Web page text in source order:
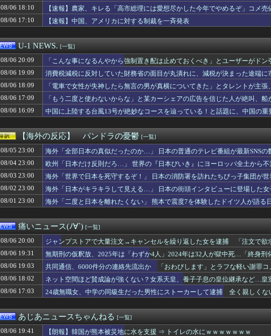
秋田市に日本最大級AIデータセンター 建設費2兆円、アラブ首長国連邦（UAE）...
【広島対巨人14回戦】広島・モンテロ、巨人・泉から第9号勝ち越し2ランホームラ...
専門家「日本車はダサい、見てて恥ずかしい」
【悲報】韓国サッカー「スキャンダル韓国サッカー協会W杯予選で外国人審判に性接待...
【動画】大阪府警のおっさん射殺映像が公開される。当然のように無抵抗だったことが...
【ソフトバンク対日本ハム17回戦】日本ハム・レイエス、第24号逆転2ランホーム...
車で要らない装備、「電動シート」に決まる・・・ｗ
【画像】リズム天国でシコったｗｗｗｗｗ
【NBA】ニック・ナースもレブロン・ジェームズのPG起用を示唆か
笑顔がかわいくておしゃべりが大好きだった息子。小学生の時は家族でゲラゲラ笑って...
小学生の娘はお絵描きが大好き。すごいな頑張ってるなと素直に感心するし、すごいな...
【悲報】なろう作家もどきぼく、現実に打ちのめされる…
【画像】東雲うみ、食い込み水着で100cmヒップを大胆露出wwwww「週刊SP...
【悲報】野原ひろしのネクタイ、めちゃくちゃキモくて草ｗｗｗｗ
車で要らない装備、「電動シート」に決まる・・・ｗ
◆日本代表◆鎌田大地に日本代表の後輩３人が高級ブランドプレゼント「律儀に誕プレ...
バズり目的でもなんでもいい
【速報】山本太郎が去ったれいわ新選組、新たな党名は「いのちの党」 略称「いのち...
円相場の上昇には利上げが必要な可能性 フィッチ
高市早苗さん、広島市長のスピーチで眠くなってしまう
海外「お前らの国に他愛のない対立ってある？」日本「エスカレーターの立つ位置」
ALLDOCUBE､8.8インチタブレット｢iPlay 80 mini Tur...
ノーバン！瀬戸口心月ちゃんのセレモニアルピッチの様子がコチラ！！！【乃木坂46...
テレビ『アメリカの職場では、産後のための部屋や道具が充実してる進んでる』私「へ...
中国人観光客、「つり目」ジェスチャーでタイ人に馬鹿にされる
「認知症」になりたくないなら「お酒」をやめて 一番認知症に良くないのは「お酒」...
【熊本地震】専門家「イオンモール熊本の爆心地に…喫煙所と自販機」警察・消防「」
我が子と同じ名前をつけた後輩嫁。喜んでいたはずなのに、突然子供を拒絶するように...
【画像】巨乳JDの腹がヤバいｗｗｗｗｗｗｗｗｗｗｗｗ❤
嫁にお弁当を用意して「お仕事行ってらっしゃい。持っていくの忘れるなよ？」ってメ...
ワイのバイクのバッテリー、上がる…
【画像】32歳美人さん、漫画グッズの注文キャンセルを43億円分繰り返しまくり逮...
旦那との出会いは親にも言っていない。私は元キャバ嬢で旦那は元ボーイ
08/06 18:10
【速報】農家、キレる「高市総理には愛想尽かした今年でやめるぞ」コメ
騰
08/06 17:10 【速報】中国、アメリカに対する制裁を一斉発表
U-1 NEWS. [一覧]
08/06 20:09
「こんな事になるんやから強制置き配は止めておくべき」とユーザーがド
たのは……
08/06 19:09
消費税減税に反対していた財務省の面目が丸潰れに、減税が決まった途端
08/06 18:09
「電車で女性が失神したら無言の男が真横についてきた」とタレントが主
と追加主張するも……
08/06 17:09
「もう二度と使わないからな」と某カーシェアの広告を信じた人が絶叫、
看板が…
08/06 16:09 中国に上陸する台風13号が絶妙なコースを辿っている！と話題に、中国の
【海外の反応】 パンドラの憂鬱 [一覧]
08/05 23:00
海外「全部日本の真似だったのか…」 日本の普通のテレビ番組が最新SNSの
08/04 23:00
欧州「日本だけ反則だろ…」 世界の『日本びいき』にヨーロッパ全土から不
08/03 23:00
海外「世界で日本を死守するぞ！」 日本の消防署を訪れたちびっ子集団が
08/02 23:00
海外「日本がキラキラして見える…」 日本の街頭インタビューに登場した
08/01 23:00
海外「二度と日本を離れたくない」 熊本で震度7を体験したドイツ人が語る
痛いニュース(ﾉ∀`) [一覧]
08/06 20:00
ジャンプストアで大量注文→キャンセルを繰り返した女を逮捕 「注文で欲
08/06 19:31
無期刑の仮釈放、2025年は「わずか4人」2024年は32人が獄中死…「終身刑
08/06 19:03
共同通信、6000件分の連絡先流出か 「おわびします」とラフな軽い謝罪コ
08/06 18:02
ネット空間ほど賛成論が強くない？女系天皇、養子子息の皇位継承など…
果とは
08/06 17:03 24歳無職女、中学の同級生だった男性にストーカーして逮捕 全く親しくな
あじあニュースちゃんねる [一覧]
08/06 19:41
【朗報】韓国が熊本被災地に水を支援 ⇒ トイレの水にｗｗｗｗｗｗｗ